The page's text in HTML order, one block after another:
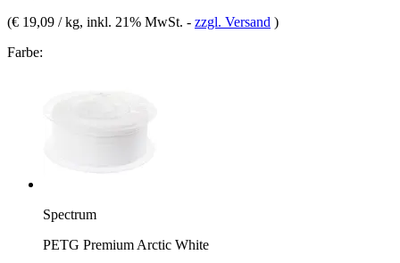
(€ 19,09 / kg, inkl. 21% MwSt. - zzgl. Versand )
Farbe:
Spectrum
PETG Premium Arctic White